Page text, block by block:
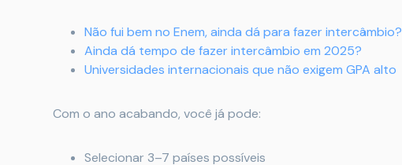
Não fui bem no Enem, ainda dá para fazer intercâmbio?
Ainda dá tempo de fazer intercâmbio em 2025?
Universidades internacionais que não exigem GPA alto
Com o ano acabando, você já pode:
Selecionar 3–7 países possíveis